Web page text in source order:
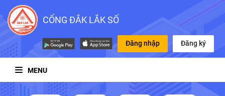
CỔNG ĐẮK LẮK SỐ
Đăng nhập Đăng ký
MENU